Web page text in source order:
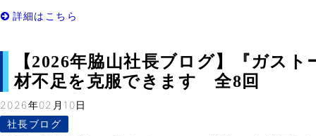
詳細はこちら
【2026年脇山社長ブログ】『ガス
材不足を克服できます 全8回
2026年02月10日
社長ブログ